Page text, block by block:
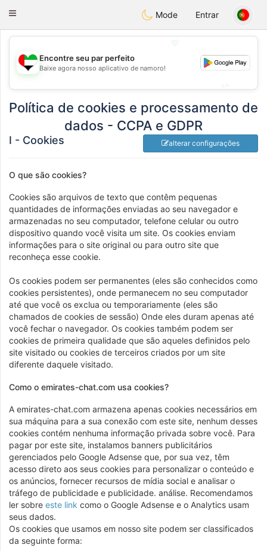
EmiratesChat
Toggle
Mode Entrar
💖
💕
Encontre seu par perfeito
Baixe agora nosso aplicativo de namoro!
Política de cookies e processamento de
dados - CCPA e GDPR
I - Cookies alterar configurações
O que são cookies?
Cookies são arquivos de texto que contêm pequenas
quantidades de informações enviadas ao seu navegador e
armazenadas no seu computador, telefone celular ou outro
dispositivo quando você visita um site. Os cookies enviam
informações para o site original ou para outro site que
reconheça esse cookie.
Os cookies podem ser permanentes (eles são conhecidos como
cookies persistentes), onde permanecem no seu computador
até que você os exclua ou temporariamente (eles são
chamados de cookies de sessão) Onde eles duram apenas até
você fechar o navegador. Os cookies também podem ser
cookies de primeira qualidade que são aqueles definidos pelo
site visitado ou cookies de terceiros criados por um site
diferente daquele visitado.
Como o emirates-chat.com usa cookies?
A emirates-chat.com armazena apenas cookies necessários em
sua máquina para a sua conexão com este site, nenhum desses
cookies contém nenhuma informação privada sobre você. Para
pagar por este site, instalamos banners publicitários
gerenciados pelo Google Adsense que, por sua vez, têm
acesso direto aos seus cookies para personalizar o conteúdo e
os anúncios, fornecer recursos de mídia social e analisar o
tráfego de publicidade e publicidade. análise. Recomendamos
ler sobre este link como o Google Adsense e o Analytics usam
seus dados.
Os cookies que usamos em nosso site podem ser classificados
da seguinte forma: